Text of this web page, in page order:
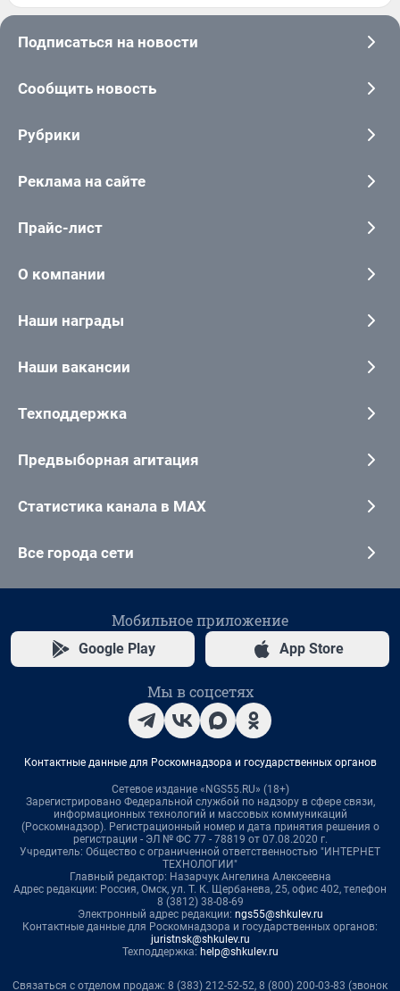
Подписаться на новости
Сообщить новость
Рубрики
Реклама на сайте
Прайс-лист
О компании
Наши награды
Наши вакансии
Техподдержка
Предвыборная агитация
Статистика канала в MAX
Все города сети
Мобильное приложение
Google Play App Store
Мы в соцсетях
Контактные данные для Роскомнадзора и государственных органов
Сетевое издание «NGS55.RU» (18+)
Зарегистрировано Федеральной службой по надзору в сфере связи,
информационных технологий и массовых коммуникаций
(Роскомнадзор). Регистрационный номер и дата принятия решения о
регистрации - ЭЛ № ФС 77 - 78819 от 07.08.2020 г.
Учредитель: Общество с ограниченной ответственностью "ИНТЕРНЕТ
ТЕХНОЛОГИИ"
Главный редактор: Назарчук Ангелина Алексеевна
Адрес редакции: Россия, Омск, ул. Т. К. Щербанева, 25, офис 402, телефон
8 (3812) 38-08-69
Электронный адрес редакции: ngs55@shkulev.ru
Контактные данные для Роскомнадзора и государственных органов:
juristnsk@shkulev.ru
Техподдержка: help@shkulev.ru
Связаться с отделом продаж: 8 (383) 212-52-52, 8 (800) 200-03-83 (звонок